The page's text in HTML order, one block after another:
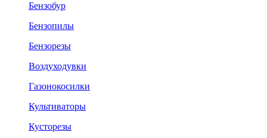
Бензобур
Бензопилы
Бензорезы
Воздуходувки
Газонокосилки
Культиваторы
Кусторезы